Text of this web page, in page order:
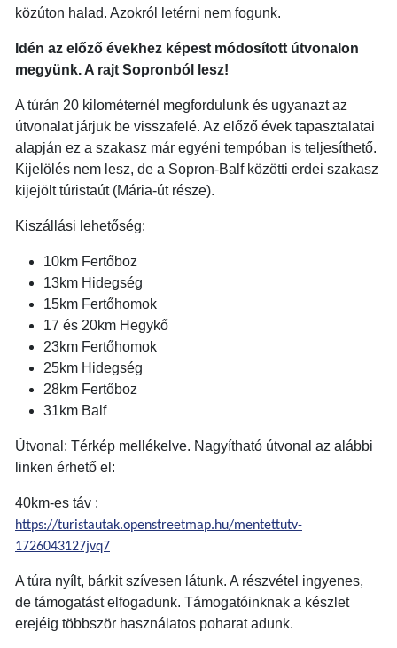
közúton halad. Azokról letérni nem fogunk.
Idén az előző évekhez képest módosított útvonalon
megyünk. A rajt Sopronból lesz!
A túrán 20 kilométernél megfordulunk és ugyanazt az
útvonalat járjuk be visszafelé. Az előző évek tapasztalatai
alapján ez a szakasz már egyéni tempóban is teljesíthető.
Kijelölés nem lesz, de a Sopron-Balf közötti erdei szakasz
kijejölt túristaút (Mária-út része).
Kiszállási lehetőség:
10km Fertőboz
13km Hidegség
15km Fertőhomok
17 és 20km Hegykő
23km Fertőhomok
25km Hidegség
28km Fertőboz
31km Balf
Útvonal: Térkép mellékelve. Nagyítható útvonal az alábbi
linken érhető el:
40km-es táv :
https://turistautak.openstreetmap.hu/mentettutv-
1726043127jvq7
A túra nyílt, bárkit szívesen látunk. A részvétel ingyenes,
de támogatást elfogadunk. Támogatóinknak a készlet
erejéig többször használatos poharat adunk.